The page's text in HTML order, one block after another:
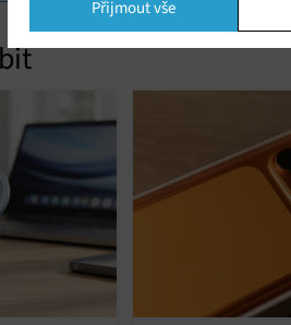
Marketing
reklam, Vytváření profilů pro
personalizované reklamy, Vytváření
profilů pro výběr personalizovaného
Funkce
Přiřazování a kombinování údajů z
zařízení, Identifikace zařízení na
Zajištění bezpečnosti, předcházení a
Přijmout vše